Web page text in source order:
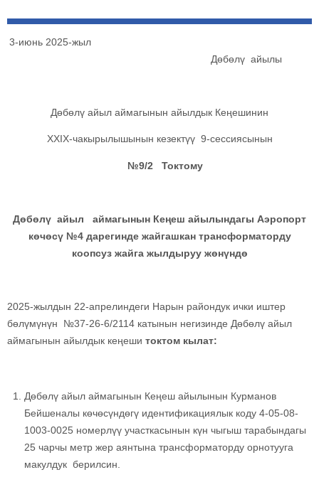
3-июнь 2025-жыл
Дөбөлү айылы
Дөбөлү айыл аймагынын айылдык Кеңешинин
ХХIX-чакырылышынын кезектүү 9-сессиясынын
№9/2 Токтому
Дөбөлү айыл аймагынын Кеңеш айылындагы Аэропорт
көчөсү №4 дарегинде жайгашкан трансформаторду
коопсуз жайга жылдыруу жөнүндө
2025-жылдын 22-апрелиндеги Нарын райондук ички иштер
бөлүмүнүн №37-26-6/2114 катынын негизинде Дөбөлү айыл
аймагынын айылдык кеңеши токтом кылат:
Дөбөлү айыл аймагынын Кеңеш айылынын Курманов
Бейшеналы көчөсүндөгү идентификациялык коду 4-05-08-
1003-0025 номерлүү участкасынын күн чыгыш тарабындагы
25 чарчы метр жер аянтына трансформаторду орнотууга
макулдук берилсин.